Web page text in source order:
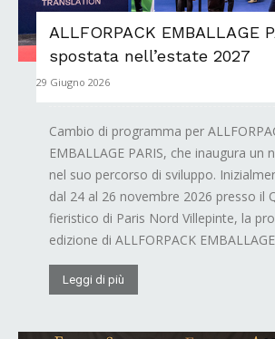
ALLFORPACK EMBALLAGE
spostata nell’estate 2027
29 Giugno 2026
Cambio di programma per
EMBALLAGE PARIS, che inaugura un
nel suo percorso di sviluppo.
dal 24 al 26 novembre 2026 presso il
fieristico di Paris Nord Villepinte, la
edizione di ALLFORPACK
Leggi di più